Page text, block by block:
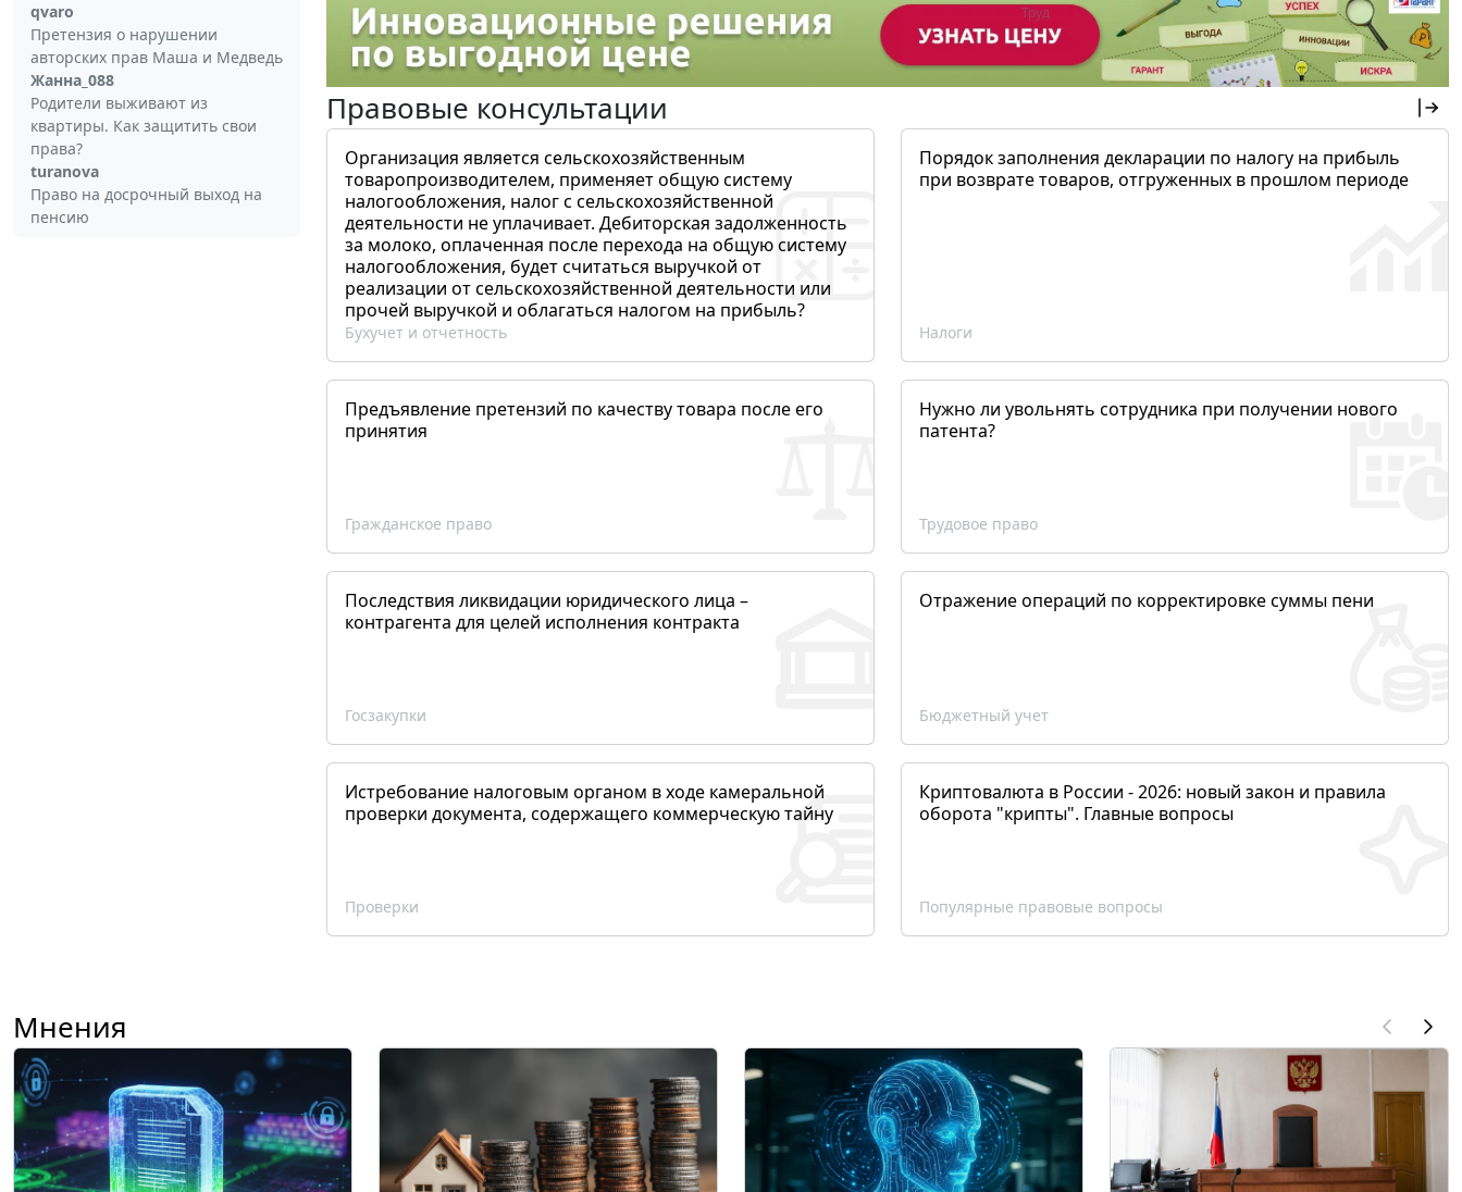
qvaro
Претензия о нарушении
авторских прав Маша и Медведь
Жанна_088
Родители выживают из
квартиры. Как защитить свои
права?
turanova
Право на досрочный выход на
пенсию
12:28 Труд Реклама
Правовые консультации
Организация является сельскохозяйственным
товаропроизводителем, применяет общую систему
налогообложения, налог с сельскохозяйственной
деятельности не уплачивает. Дебиторская задолженность
за молоко, оплаченная после перехода на общую систему
налогообложения, будет считаться выручкой от
реализации от сельскохозяйственной деятельности или
прочей выручкой и облагаться налогом на прибыль?
Бухучет и отчетность
Порядок заполнения декларации по налогу на прибыль
при возврате товаров, отгруженных в прошлом периоде
Налоги
Предъявление претензий по качеству товара после его
принятия
Гражданское право
Нужно ли увольнять сотрудника при получении нового
патента?
Трудовое право
Последствия ликвидации юридического лица –
контрагента для целей исполнения контракта
Госзакупки
Отражение операций по корректировке суммы пени
Бюджетный учет
Истребование налоговым органом в ходе камеральной
проверки документа, содержащего коммерческую тайну
Проверки
Криптовалюта в России - 2026: новый закон и правила
оборота "крипты". Главные вопросы
Популярные правовые вопросы
Мнения